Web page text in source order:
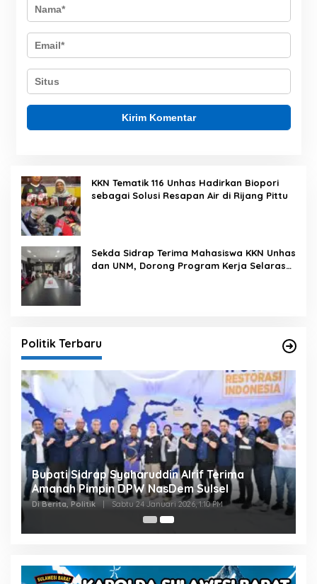
KKN Tematik 116 Unhas Hadirkan Biopori
sebagai Solusi Resapan Air di Rijang Pittu
Sekda Sidrap Terima Mahasiswa KKN Unhas
dan UNM, Dorong Program Kerja Selaras
Politik Terbaru
Bupati Sidrap Syaharuddin Alrif Terima
Amanah Pimpin DPW NasDem Sulsel
Di Berita, Politik | Sabtu 24 Januari 2026, 1:10 PM